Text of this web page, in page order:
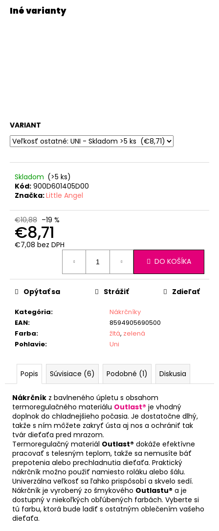
VARIANT
Skladom (>5 ks)
Kód: 900D601405D00
Značka:Little Angel
€10,88 –19 %
€8,71
€7,08 bez DPH
DO KOŠÍKA
Kategória:
Nákrčníky
EAN:
8594905690500
Farba: žltá, zelená
Pohlavie: Uni
Opýtať sa Strážiť Zdieľať
Popis Súvisiace (6) Podobné (1) Diskusia
Nákrčník z bavlneného úpletu s obsahom
termoregulačného materiálu Outlast® je vhodný
doplnok do chladnejšieho počasia. Je dostatočne dlhý,
takže s ním môžete zakryť ústa aj nos a ochrániť tak
tvár dieťaťa pred mrazom.
Termoregulačný materiál Outlast® dokáže efektívne
pracovať s telesným teplom, takže sa nemusíte báť
prepotenia alebo prechladnutia dieťaťa. Praktický
nákrčník možno použiť namiesto roláku alebo šálu.
Univerzálna veľkosť sa ľahko prispôsobí a skvelo sedí.
Nákrčník je vyrobený zo šmykového Outlastu® a je
dostupný v niekoľkých obľúbených farbách. Vyberte si
tú farbu, ktorá bude ladiť s ostatným oblečením vašeho
dieťaťa.
€54,58